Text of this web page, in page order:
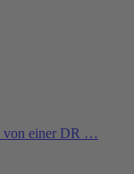
von einer DR …